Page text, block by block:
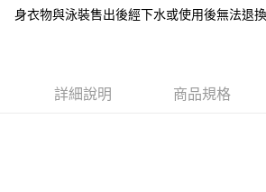
7-11取貨付款
每筆NT$80，滿NT$599(含以上)免運費
身衣物與泳裝售出後經下水或使用後無法退換
詳細說明 商品規格